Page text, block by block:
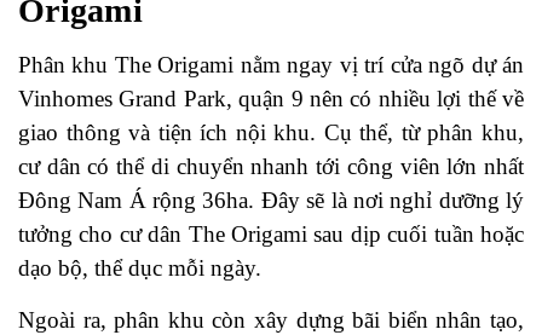
Origami
Phân khu The Origami nằm ngay vị trí cửa ngõ dự án
Vinhomes Grand Park, quận 9 nên có nhiều lợi thế về
giao thông và tiện ích nội khu. Cụ thể, từ phân khu,
cư dân có thể di chuyển nhanh tới công viên lớn nhất
Đông Nam Á rộng 36ha. Đây sẽ là nơi nghỉ dưỡng lý
tưởng cho cư dân The Origami sau dịp cuối tuần hoặc
dạo bộ, thể dục mỗi ngày.
Ngoài ra, phân khu còn xây dựng bãi biển nhân tạo,